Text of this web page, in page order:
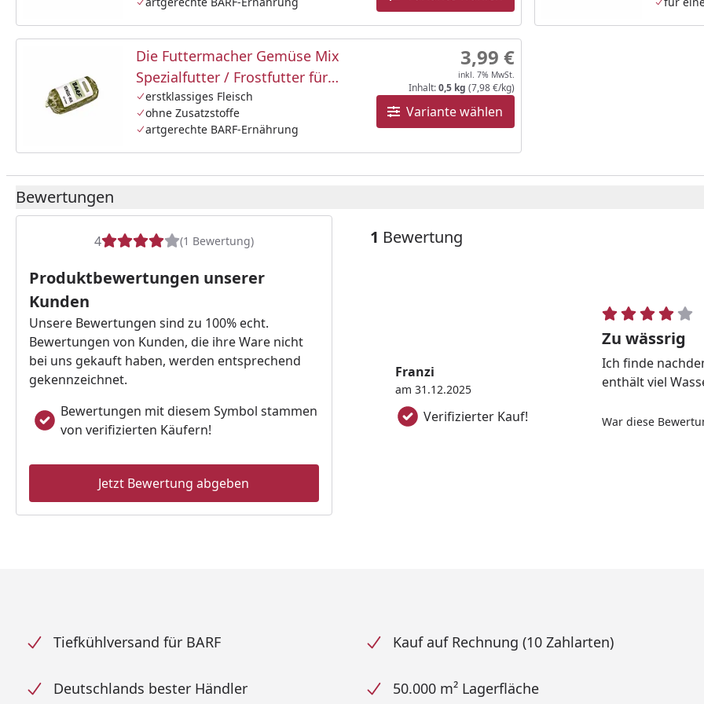
Die Futtermacher Gemüse Mix
Spezialfutter / Frostfutter für
Hunde
erstklassiges Fleisch
ohne Zusatzstoffe
artgerechte BARF-Ernährung
Variante wählen
3,99 €
inkl. 7% MwSt.
Inhalt:0,5 kg (7,98 €/kg)
Bewertungen
4 (1 Bewertung)
Produktbewertungen unserer
Kunden
Unsere Bewertungen sind zu 100% echt.
Bewertungen von Kunden, die ihre Ware nicht
bei uns gekauft haben, werden entsprechend
gekennzeichnet.
Bewertungen mit diesem Symbol stammen
von verifizierten Käufern!
Jetzt Bewertung abgeben
1 Bewertung
Verifizierter Kauf!
Franzi
am 31.12.2025
Zu wässrig
Ich finde
enthält viel
War diese
Tiefkühlversand für BARF Kauf auf Rechnung (10 Zahlarten)
Deutschlands bester Händler 50.000 m² Lagerfläche